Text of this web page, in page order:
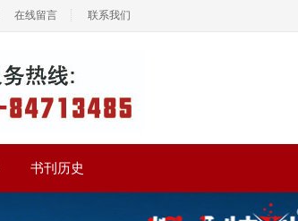
在线留言 联系我们
书刊历史